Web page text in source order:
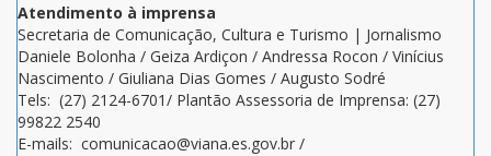
Atendimento à imprensa
Secretaria de Comunicação, Cultura e Turismo | Jornalismo
Daniele Bolonha / Geiza Ardiçon / Andressa Rocon / Vinícius
Nascimento / Giuliana Dias Gomes / Augusto Sodré
Tels: (27) 2124-6701/ Plantão Assessoria de Imprensa: (27)
99822 2540
E-mails: comunicacao@viana.es.gov.br /